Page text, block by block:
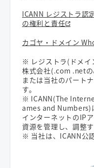
ICANN レジストラ認
の権利と責任
カゴヤ・ドメイン
※ レジストラ(ドメイ
株式会社(.com .net
または当社のパート
す。
※ ICANN(The
ames and Numbers)
インターネットのIP
資源を管理し、調整す
※ 当社は、ICANN公